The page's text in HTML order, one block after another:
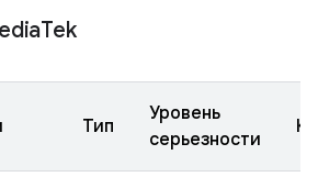
Tek
Тип
Уровень
серьезности